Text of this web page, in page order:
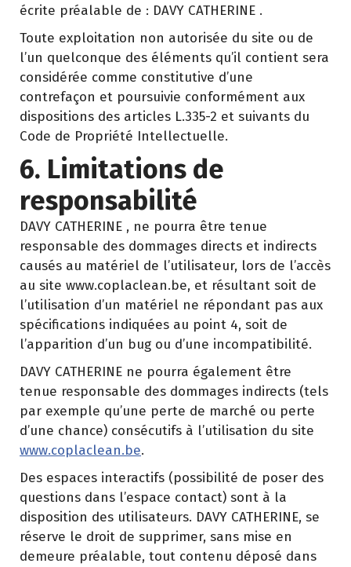
écrite préalable de : DAVY CATHERINE .
Toute exploitation non autorisée du site ou de
l’un quelconque des éléments qu’il contient sera
considérée comme constitutive d’une
contrefaçon et poursuivie conformément aux
dispositions des articles L.335-2 et suivants du
Code de Propriété Intellectuelle.
6. Limitations de
responsabilité
DAVY CATHERINE , ne pourra être tenue
responsable des dommages directs et indirects
causés au matériel de l’utilisateur, lors de l’accès
au site www.coplaclean.be, et résultant soit de
l’utilisation d’un matériel ne répondant pas aux
spécifications indiquées au point 4, soit de
l’apparition d’un bug ou d’une incompatibilité.
DAVY CATHERINE ne pourra également être
tenue responsable des dommages indirects (tels
par exemple qu’une perte de marché ou perte
d’une chance) consécutifs à l’utilisation du site
www.coplaclean.be.
Des espaces interactifs (possibilité de poser des
questions dans l’espace contact) sont à la
disposition des utilisateurs. DAVY CATHERINE, se
réserve le droit de supprimer, sans mise en
demeure préalable, tout contenu déposé dans